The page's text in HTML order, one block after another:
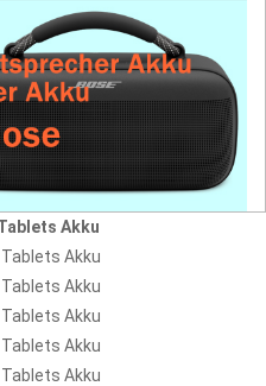
Akku
Akku
Akku
Akku
Akku
Akku